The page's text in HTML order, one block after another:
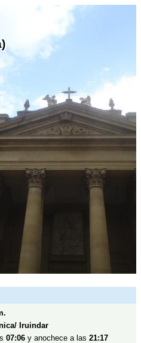
Iruindar
07:06 y anochece a las 21:17